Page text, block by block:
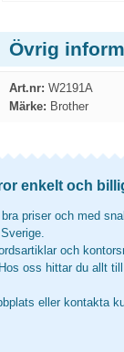
Övrig
Art.nr: W2191A
Märke: Brother
enkelt och
priser och med
och
oss hittar du allt
eller kontakta